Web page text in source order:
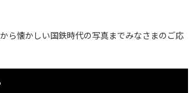
ら懐かしい国鉄時代の写真までみなさまのご応